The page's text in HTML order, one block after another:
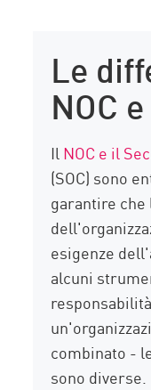
Le
NOC
IlNOC e il
(SOC) sono
garantire
esigenze
alcuni
combinato -
sono diverse.